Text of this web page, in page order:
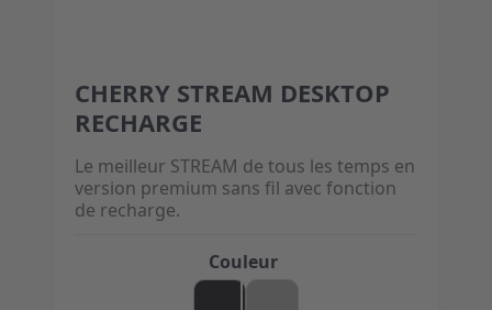
Couleur
Le meilleur STREAM de tous les temps en
version premium sans fil avec fonction
de recharge.
The price depends on the options chosen on the
CHERRY STREAM DESKTOP
RECHARGE